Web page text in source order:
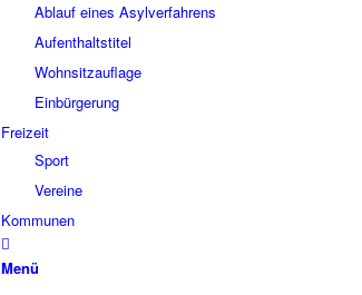
Ablauf eines Asylverfahrens
Aufenthaltstitel
Wohnsitzauflage
Einbürgerung
Freizeit
Sport
Vereine
Kommunen
Menü